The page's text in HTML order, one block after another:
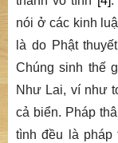
nói ở các kinh
là do Phật
Chúng sinh thế
Như Lai, ví như
cả biển. Pháp
tình đều là pháp